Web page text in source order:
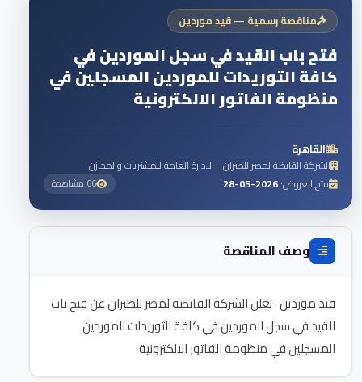
مناقصة رسمية — قيد موردين
فتح باب القيد في سجل الموردين في
كافة التوريدات للموردين المسجلين في
منظومة الفاتور الالكترونية
القاهرة
الشركة القابضة لمصر للطيران - الادارة العامة للمشتريات والمخازن
فتح العروض:2026-05-28 66 مشاهدة
وصف المناقصة
قيد موردين . تعلن الشركة القابضة لمصر للطيران عن فتح باب
القيد في سجل الموردين في كافة التوريدات للموردين
المسجلين في منظومة الفاتور الالكترونية